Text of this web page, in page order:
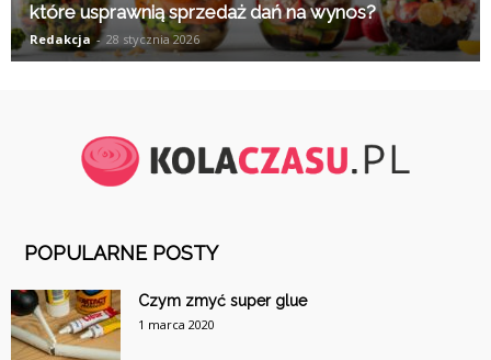
które usprawnią sprzedaż dań na wynos?
Redakcja - 28 stycznia 2026
POPULARNE POSTY
Czym zmyć super glue
1 marca 2020